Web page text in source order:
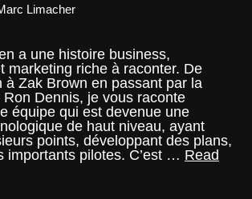
Limacher
a une histoire business,
marketing riche à raconter. De
à Zak Brown en passant par la
Dennis, je vous raconte
équipe qui est devenue une
de haut niveau, ayant
points, développant des plans,
importants pilotes. C’est … Read